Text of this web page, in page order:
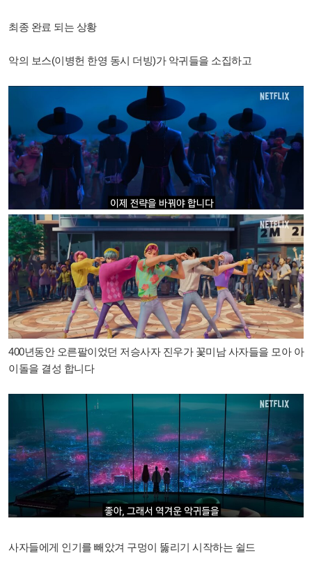
최종 완료 되는 상황
악의 보스(이병헌 한영 동시 더빙)가 악귀들을 소집하고
400년동안 오른팔이었던 저승사자 진우가 꽃미남 사자들을 모아 아
이돌을 결성 합니다
사자들에게 인기를 빼았겨 구멍이 뚫리기 시작하는 쉴드